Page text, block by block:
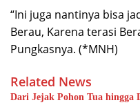
“Ini juga nantinya bisa
Berau, Karena terasi
Pungkasnya. (*MNH)
Related News
Dari Jejak Pohon Tua hingga